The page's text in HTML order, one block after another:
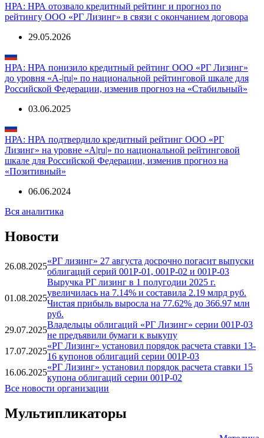
НРА: НРА отозвало кредитный рейтинг и прогноз по
рейтингу ООО «РГ Лизинг» в связи с окончанием договора
29.05.2026
НРА: НРА понизило кредитный рейтинг ООО «РГ Лизинг»
до уровня «А-|ru|» по национальной рейтинговой шкале для
Российской Федерации, изменив прогноз на «Стабильный»
03.06.2025
НРА: НРА подтвердило кредитный рейтинг ООО «РГ
Лизинг» на уровне «А|ru|» по национальной рейтинговой
шкале для Российской Федерации, изменив прогноз на
«Позитивный»
06.06.2024
Вся аналитика
Новости
26.08.2025
«РГ лизинг» 27 августа досрочно погасит выпуски
облигаций серий 001P-01, 001P-02 и 001P-03
01.08.2025
Выручка РГ лизинг в 1 полугодии 2025 г.
увеличилась на 7.14% и составила 2.19 млрд руб.
Чистая прибыль выросла на 77.62% до 366.97 млн
руб.
29.07.2025
Владельцы облигаций «РГ Лизинг» серии 001P-03
не предъявили бумаги к выкупу
17.07.2025
«РГ Лизинг» установил порядок расчета ставки 13-
16 купонов облигаций серии 001P-03
16.06.2025
«РГ Лизинг» установил порядок расчета ставки 15
купона облигаций серии 001P-02
Все новости организации
Мультипликаторы